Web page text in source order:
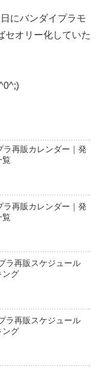
にバンダイプラモ
セオリー化していた
再販カレンダー｜発
覧
ラ再販カレンダー｜発
覧
ラ再販スケジュール
ング
ラ再販スケジュール
ング